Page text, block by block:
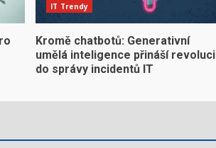
IT Trendy
Kromě chatbotů: Generativní
umělá inteligence přináší revoluci
do správy incidentů IT